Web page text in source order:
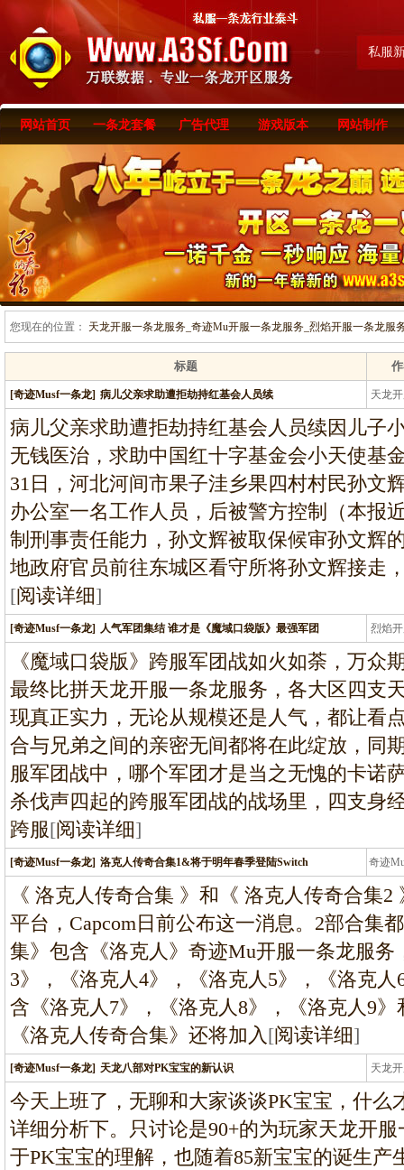
私服
网站首页 一条龙套餐 广告代理 游戏版本 网站制作
您现在的位置： 天龙开服一条龙服务_奇迹Mu开服一条龙服务_烈焰开服一条龙服
标题
[奇迹Musf一条龙] 病儿父亲求助遭拒劫持红基会人员续 天龙
龙
病儿父亲求助遭拒劫持红基会人员续因儿子
无钱医治，求助中国红十字基金会小天使基
31日，河北河间市果子洼乡果四村村民孙文
办公室一名工作人员，后被警方控制（本报
制刑事责任能力，孙文辉被取保候审孙文辉
地政府官员前往东城区看守所将孙文辉接走
[阅读详细]
[奇迹Musf一条龙] 人气军团集结 谁才是《魔域口袋版》最强军团 烈焰
龙
《魔域口袋版》跨服军团战如火如荼，万众
最终比拼天龙开服一条龙服务，各大区四支
现真正实力，无论从规模还是人气，都让看
合与兄弟之间的亲密无间都将在此绽放，同
服军团战中，哪个军团才是当之无愧的卡诺
杀伐声四起的跨服军团战的战场里，四支身
跨服[阅读详细]
[奇迹Musf一条龙] 洛克人传奇合集1&将于明年春季登陆Switch 奇迹
条
《 洛克人传奇合集 》和《 洛克人传奇合集2
平台，Capcom日前公布这一消息。2部合集
集》包含《洛克人》奇迹Mu开服一条龙服务
3》，《洛克人4》，《洛克人5》，《洛克
含《洛克人7》，《洛克人8》，《洛克人9
《洛克人传奇合集》还将加入[阅读详细]
[奇迹Musf一条龙] 天龙八部对PK宝宝的新认识 天龙
龙
今天上班了，无聊和大家谈谈PK宝宝，什么
详细分析下。只讨论是90+的为玩家天龙开
于PK宝宝的理解，也随着85新宝宝的诞生产